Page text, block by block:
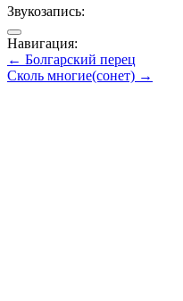
Звукозапись:
Навигация:
← Болгарский перец
Сколь многие(сонет) →